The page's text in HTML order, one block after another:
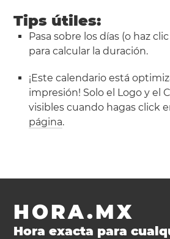
Tips útiles:
Pasa sobre los días (o haz
para calcular la duración.
¡Este calendario está
impresión! Solo el Logo y el
visibles cuando hagas click
página.
HORA.MX
Hora exacta para